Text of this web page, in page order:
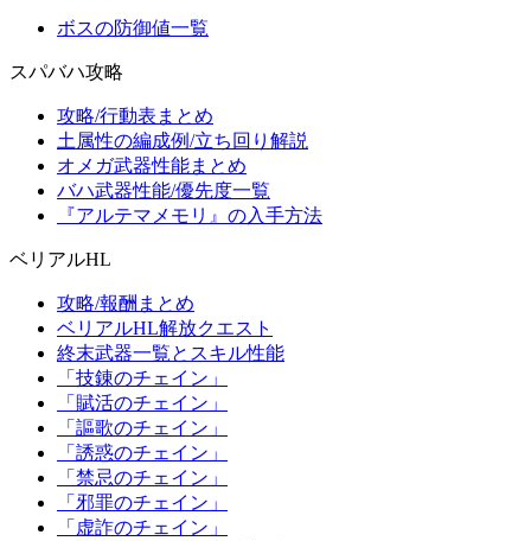
ボスの防御値一覧
スパバハ攻略
攻略/行動表まとめ
土属性の編成例/立ち回り解説
オメガ武器性能まとめ
バハ武器性能/優先度一覧
『アルテマメモリ』の入手方法
ベリアルHL
攻略/報酬まとめ
ベリアルHL解放クエスト
終末武器一覧とスキル性能
「技錬のチェイン」
「賦活のチェイン」
「謳歌のチェイン」
「誘惑のチェイン」
「禁忌のチェイン」
「邪罪のチェイン」
「虚詐のチェイン」